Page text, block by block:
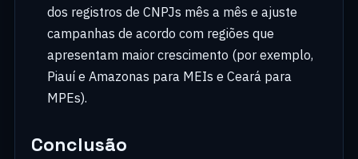
dos registros de CNPJs mês a mês e ajuste
campanhas de acordo com regiões que
apresentam maior crescimento (por exemplo,
Piauí e Amazonas para MEIs e Ceará para
MPEs).
Conclusão